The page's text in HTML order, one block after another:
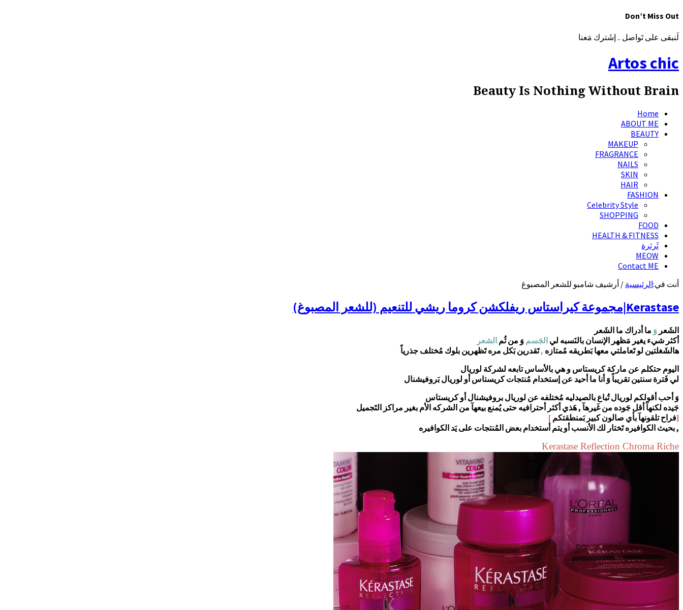
Don’t Miss Out
لَنبقى على تَواصل .. إشَترك مَعنا
Artos chic
Beauty Is Nothing Without Brain
Home
ABOUT ME
BEAUTY
MAKEUP
FRAGRANCE
NAILS
SKIN
HAIR
FASHION
Celebrity Style
SHOPPING
FOOD
HEALTH & FITNESS
ثَرثرة
MEOW
Contact ME
أنت في:الرئيسية / أرشيف شامبو للشعر المصبوغ
Kerastase|مجموعة كيراستاس ريفلكشن كروما ريشي للتنعيم (للشعر المصبوغ)
الشَعر وَ ما أدراك ما الشَعر
أكثر شيء يغير مَظهر الإنسان بالنَسبه لي الجَسم وَ من ثُم الشعر
هالشَغلتين لو تَعاملتي معها بَطريقه مُمتازه ,تَقدرين بَكل مره تَظهرين بلوك مُختلف جذرياً
اليوم حتكلم عن ماركة كريستاس و هي بالأساس تابعه لشركة لوريال
لي فَترة سنتين تقريباً وَ أنا ما أحيد عن إستخدام مُنتجات كريستاس أو لوريال بَروفيشنال
وَ أحب أقولكم لوريال تُباع بالصيدليه مُختلفه عن لوريال بروفيشنال أو كريستاس
جَيده لكنهآ أقل جَوده من غَيرهآ , هَذي أكثر أحترافيه حتى يُمنع بيعهآ من الشركه الأم بغير مراكز التَجميل
[فراح تلقونهآ بأي صالون كبير بَمنطقتكم ]
, بحيث الكوافيره تَختار لك الأنسب أو يتم أستخدام بعض المُنتجات على يَد الكوافيره
Kerastase Reflection Chroma Riche